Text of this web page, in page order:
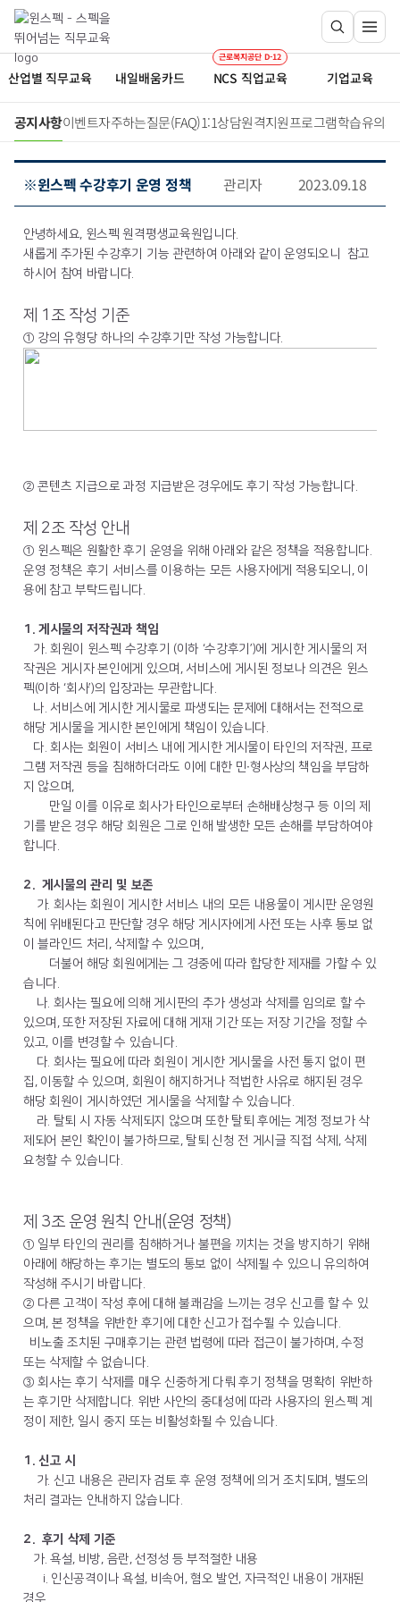
산업별 직무교육 내일배움카드
근로복지공단 D-12
NCS 직업교육 기업교육
공지사항이벤트자주하는질문(FAQ)1:1상담원격지원프로그램학습유의
※윈스펙 수강후기 운영 정책 관리자 2023.09.18
안녕하세요, 윈스펙 원격평생교육원입니다.
새롭게 추가된 수강후기 기능 관련하여 아래와 같이 운영되오니 참고
하시어 참여 바랍니다.
제 1조 작성 기준
① 강의 유형당 하나의 수강후기만 작성 가능합니다.
② 콘텐츠 지급으로 과정 지급받은 경우에도 후기 작성 가능합니다.
제 2조 작성 안내
① 윈스펙은 원활한 후기 운영을 위해 아래와 같은 정책을 적용합니다.
운영 정책은 후기 서비스를 이용하는 모든 사용자에게 적용되오니, 이
용에 참고 부탁드립니다.
1. 게시물의 저작권과 책임
가. 회원이 윈스펙 수강후기 (이하 ‘수강후기’)에 게시한 게시물의 저
작권은 게시자 본인에게 있으며, 서비스에 게시된 정보나 의견은 윈스
펙(이하 ‘회사’)의 입장과는 무관합니다.
나. 서비스에 게시한 게시물로 파생되는 문제에 대해서는 전적으로
해당 게시물을 게시한 본인에게 책임이 있습니다.
다. 회사는 회원이 서비스 내에 게시한 게시물이 타인의 저작권, 프로
그램 저작권 등을 침해하더라도 이에 대한 민∙형사상의 책임을 부담하
지 않으며,
만일 이를 이유로 회사가 타인으로부터 손해배상청구 등 이의 제
기를 받은 경우 해당 회원은 그로 인해 발생한 모든 손해를 부담하여야
합니다.
2. 게시물의 관리 및 보존
가. 회사는 회원이 게시한 서비스 내의 모든 내용물이 게시판 운영원
칙에 위배된다고 판단할 경우 해당 게시자에게 사전 또는 사후 통보 없
이 블라인드 처리, 삭제할 수 있으며,
더불어 해당 회원에게는 그 경중에 따라 합당한 제재를 가할 수 있
습니다.
나. 회사는 필요에 의해 게시판의 추가 생성과 삭제를 임의로 할 수
있으며, 또한 저장된 자료에 대해 게재 기간 또는 저장 기간을 정할 수
있고, 이를 변경할 수 있습니다.
다. 회사는 필요에 따라 회원이 게시한 게시물을 사전 통지 없이 편
집, 이동할 수 있으며, 회원이 해지하거나 적법한 사유로 해지된 경우
해당 회원이 게시하였던 게시물을 삭제할 수 있습니다.
라. 탈퇴 시 자동 삭제되지 않으며 또한 탈퇴 후에는 계정 정보가 삭
제되어 본인 확인이 불가하므로, 탈퇴 신청 전 게시글 직접 삭제, 삭제
요청할 수 있습니다.
제 3조 운영 원칙 안내(운영 정책)
① 일부 타인의 권리를 침해하거나 불편을 끼치는 것을 방지하기 위해
아래에 해당하는 후기는 별도의 통보 없이 삭제될 수 있으니 유의하여
작성해 주시기 바랍니다.
② 다른 고객이 작성 후에 대해 불쾌감을 느끼는 경우 신고를 할 수 있
으며, 본 정책을 위반한 후기에 대한 신고가 접수될 수 있습니다.
비노출 조치된 구매후기는 관련 법령에 따라 접근이 불가하며, 수정
또는 삭제할 수 없습니다.
③ 회사는 후기 삭제를 매우 신중하게 다뤄 후기 정책을 명확히 위반하
는 후기만 삭제합니다. 위반 사안의 중대성에 따라 사용자의 윈스펙 계
정이 제한, 일시 중지 또는 비활성화될 수 있습니다.
1. 신고 시
가. 신고 내용은 관리자 검토 후 운영 정책에 의거 조치되며, 별도의
처리 결과는 안내하지 않습니다.
2. 후기 삭제 기준
가. 욕설, 비방, 음란, 선정성 등 부적절한 내용
i. 인신공격이나 욕설, 비속어, 혐오 발언, 자극적인 내용이 개재된
경우